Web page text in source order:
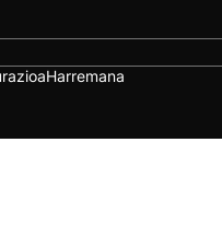
Harremana